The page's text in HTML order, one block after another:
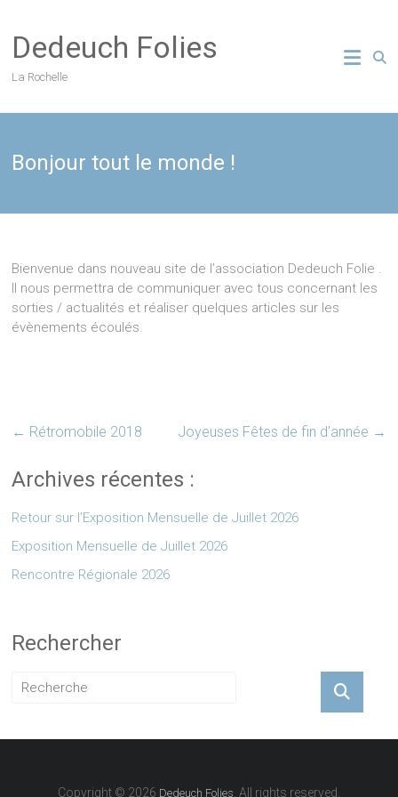
content
Dedeuch Folies
La Rochelle
Bonjour tout le monde !
Bienvenue dans nouveau site de l’association Dedeuch Folie .
Il nous permettra de communiquer avec tous concernant les
sorties / actualités et réaliser quelques articles sur les
évènements écoulés.
← Rétromobile 2018 Joyeuses Fêtes de fin d’année →
Archives récentes :
Retour sur l’Exposition Mensuelle de Juillet 2026
Exposition Mensuelle de Juillet 2026
Rencontre Régionale 2026
Rechercher
Copyright © 2026 Dedeuch Folies . All rights reserved.